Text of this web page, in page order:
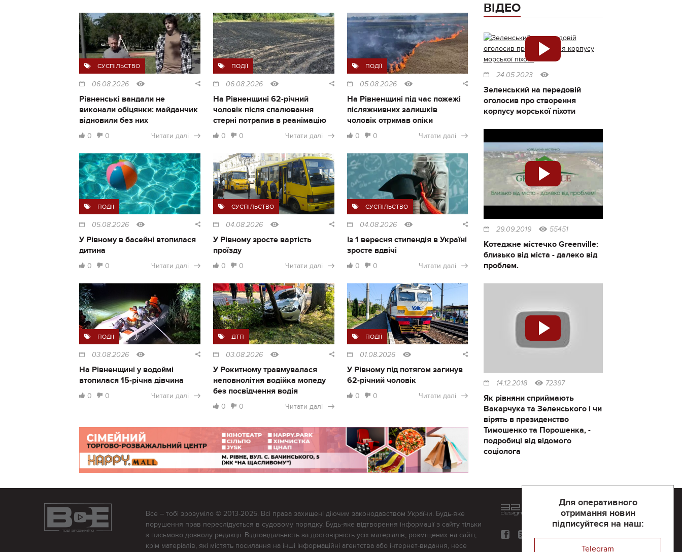
СУСПІЛЬСТВО
06.08.2026
Рівненські вандали не
виконали обіцянки: майданчик
відновили без них
0 0 Читати далі
ПОДІЇ
06.08.2026
На Рівненщині 62-річний
чоловік після спалювання
стерні потрапив в реанімацію
0 0 Читати далі
ПОДІЇ
05.08.2026
На Рівненщині під час пожежі
післяжнивних залишків
чоловік отримав опіки
0 0 Читати далі
ПОДІЇ
05.08.2026
У Рівному в басейні втопилася
дитина
0 0 Читати далі
СУСПІЛЬСТВО
04.08.2026
У Рівному зросте вартість
проїзду
0 0 Читати далі
СУСПІЛЬСТВО
04.08.2026
Із 1 вересня стипендія в Україні
зросте вдвічі
0 0 Читати далі
ПОДІЇ
03.08.2026
На Рівненщині у водоймі
втопилася 15-річна дівчина
0 0 Читати далі
ДТП
03.08.2026
У Рокитному травмувалася
неповнолітня водійка мопеду
без посвідчення водія
0 0 Читати далі
ПОДІЇ
01.08.2026
У Рівному під потягом загинув
62-річний чоловік
0 0 Читати далі
ВІДЕО
24.05.2023
Зеленський на передовій
оголосив про створення
корпусу морської піхоти
29.09.2019 55451
Котеджне містечко Greenville:
близько від міста - далеко від
проблем.
14.12.2018 72397
Як рівняни сприймають
Вакарчука та Зеленського і чи
вірять в президенство
Тимошенко та Порошенка, -
подробиці від відомого
соціолога
Для оперативного
отримання новин
підписуйтеся на наш:
Telegram
Все – тобі зрозуміло © 2013-2025. Всі права захищені діючим законодавством України. Будь-яке
порушення прав переслідується в судовому порядку. Будь-яке відтворення інформації з сайту тільки
з письмово дозволу редакції. Відповідальність за достовірність усіх матеріалів, розміщених на сайті,
крім матеріалів, які містять посилання на інші інформаційні агентства або інтернет-видання, несе
Розроблений та підтримується
компанії 32х32